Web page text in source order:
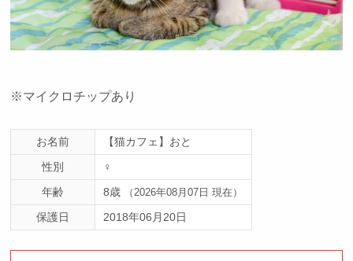
※マイクロチップあり
お名前
【猫カフェ】おと
性別
♀
年齢
8歳 （2026年08月07日 現在）
保護日 2018年06月20日